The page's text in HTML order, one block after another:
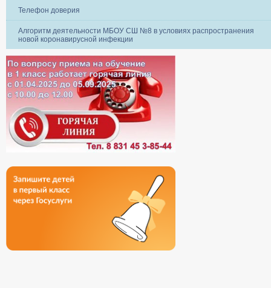
Телефон доверия
Алгоритм деятельности МБОУ СШ №8 в условиях распространения
новой коронавирусной инфекции